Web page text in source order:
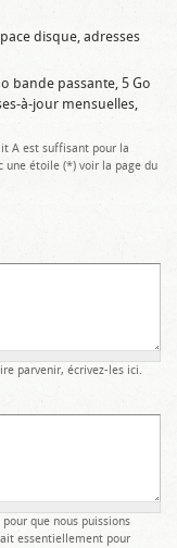
disque, adresses
bande passante, 5 Go
à-jour mensuelles,
A est suffisant pour la
une étoile (*) voir la page du
parvenir, écrivez-les ici.
que nous puissions
essentiellement pour